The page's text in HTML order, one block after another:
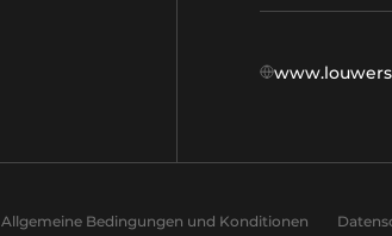
Allgemeine Bedingungen und Konditionen